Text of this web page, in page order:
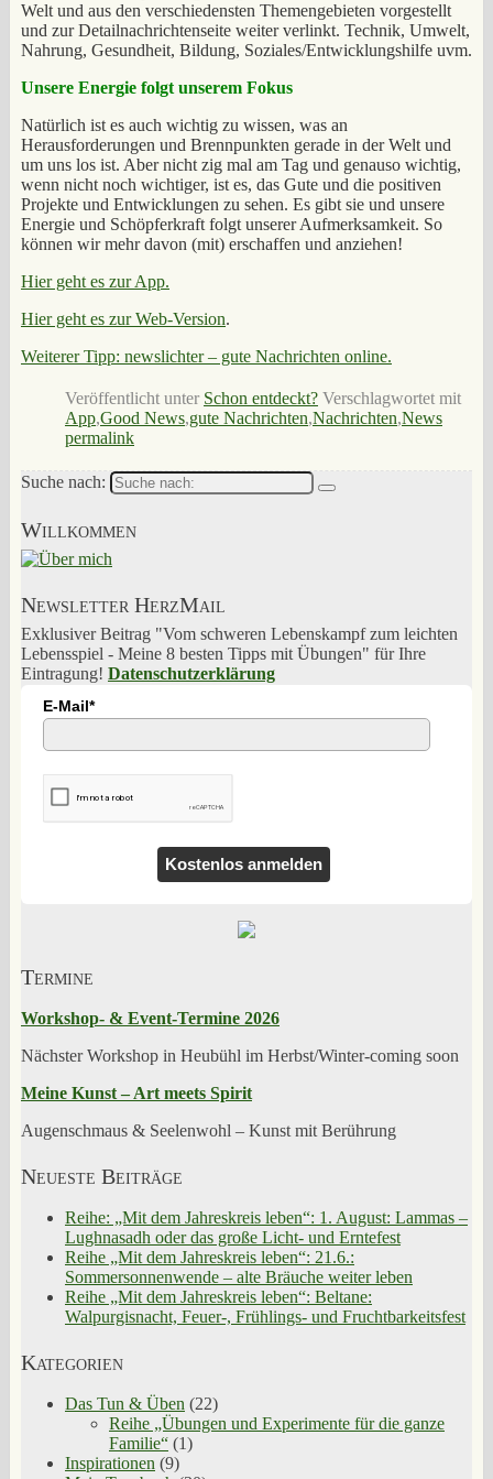
Welt und aus den verschiedensten Themengebieten vorgestellt
und zur Detailnachrichtenseite weiter verlinkt. Technik, Umwelt,
Nahrung, Gesundheit, Bildung, Soziales/Entwicklungshilfe uvm.
Unsere Energie folgt unserem Fokus
Natürlich ist es auch wichtig zu wissen, was an
Herausforderungen und Brennpunkten gerade in der Welt und
um uns los ist. Aber nicht zig mal am Tag und genauso wichtig,
wenn nicht noch wichtiger, ist es, das Gute und die positiven
Projekte und Entwicklungen zu sehen. Es gibt sie und unsere
Energie und Schöpferkraft folgt unserer Aufmerksamkeit. So
können wir mehr davon (mit) erschaffen und anziehen!
Hier geht es zur App.
Hier geht es zur Web-Version.
Weiterer Tipp: newslichter – gute Nachrichten online.
Veröffentlicht unter Schon entdeckt? Verschlagwortet mit
App,Good News,gute Nachrichten,Nachrichten,News
permalink
Suche nach:
Willkommen
Newsletter HerzMail
Exklusiver Beitrag "Vom schweren Lebenskampf zum leichten
Lebensspiel - Meine 8 besten Tipps mit Übungen" für Ihre
Eintragung! Datenschutzerklärung
E-Mail*
Kostenlos anmelden
Termine
Workshop- & Event-Termine 2026
Nächster Workshop in Heubühl im Herbst/Winter-coming soon
Meine Kunst – Art meets Spirit
Augenschmaus & Seelenwohl – Kunst mit Berührung
Neueste Beiträge
Reihe: „Mit dem Jahreskreis leben“: 1. August: Lammas –
Lughnasadh oder das große Licht- und Erntefest
Reihe „Mit dem Jahreskreis leben“: 21.6.:
Sommersonnenwende – alte Bräuche weiter leben
Reihe „Mit dem Jahreskreis leben“: Beltane:
Walpurgisnacht, Feuer-, Frühlings- und Fruchtbarkeitsfest
Kategorien
Das Tun & Üben (22)
Reihe „Übungen und Experimente für die ganze
Familie“ (1)
Inspirationen (9)